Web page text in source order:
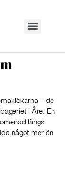
– de
i Åre. En
längs
något mer än